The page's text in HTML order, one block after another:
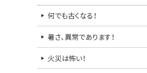
何でも古くなる！
暑さ、異常であります！
火災は怖い！